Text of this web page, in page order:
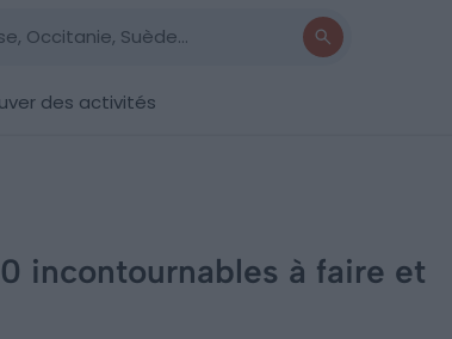
des activités
incontournables à faire et